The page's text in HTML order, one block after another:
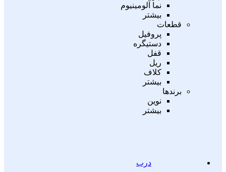
نما آلومینیوم
بیشتر
قطعات
پروفیل
دستیگره
قفل
ریل
کلاف
بیشتر
برندها
نوین
بیشتر
درب